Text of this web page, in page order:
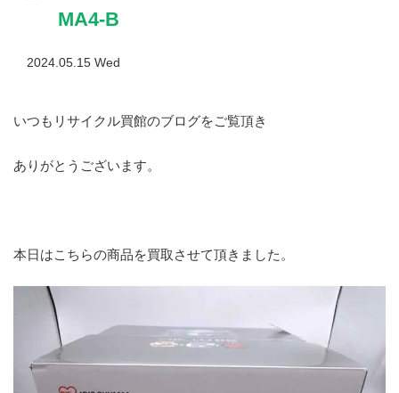
MA4-B
2024.05.15 Wed
いつもリサイクル買館のブログをご覧頂き
ありがとうございます。
本日はこちらの商品を買取させて頂きました。